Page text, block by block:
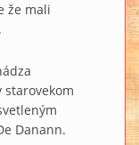
že mali
Danann.